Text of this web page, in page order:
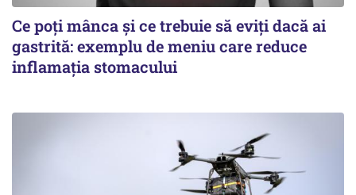
Ce poți mânca și ce trebuie să eviți dacă ai
gastrită: exemplu de meniu care reduce
inflamația stomacului